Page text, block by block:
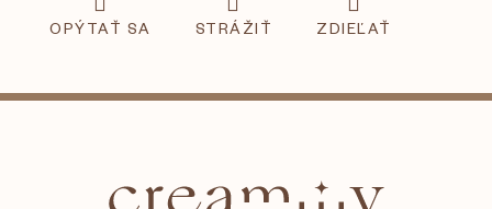
OPÝTAŤ SA STRÁŽIŤ ZDIEĽAŤ